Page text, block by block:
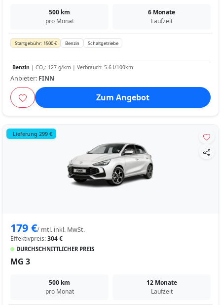
500 km
pro Monat
6 Monate
Laufzeit
Startgebühr: 1500 € Benzin Schaltgetriebe
Benzin | CO₂: 127 g/km | Verbrauch: 5.6 l/100km
Anbieter: FINN
Zum Angebot
Lieferung 299 €
179 €/ mtl. inkl. MwSt.
Effektivpreis:304 €
DURCHSCHNITTLICHER PREIS
MG 3
500 km
pro Monat
12 Monate
Laufzeit